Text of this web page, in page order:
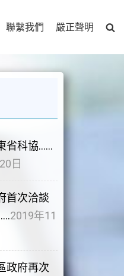
聯繫我們 嚴正聲明
省科協……
日
首次洽談
2019年11
政府再次